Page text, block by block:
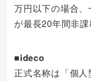
万円以下の場合
が最長20年間非課
■ideco
正式名称は「個人